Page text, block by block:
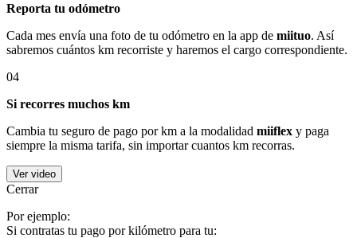
Reporta tu odómetro
Cada mes envía una foto de tu odómetro en la app de miituo. Así
sabremos cuántos km recorriste y haremos el cargo correspondiente.
04
Si recorres muchos km
Cambia tu seguro de pago por km a la modalidad miiflex y paga
siempre la misma tarifa, sin importar cuantos km recorras.
Ver video
Cerrar
Por ejemplo:
Si contratas tu pago por kilómetro para tu: